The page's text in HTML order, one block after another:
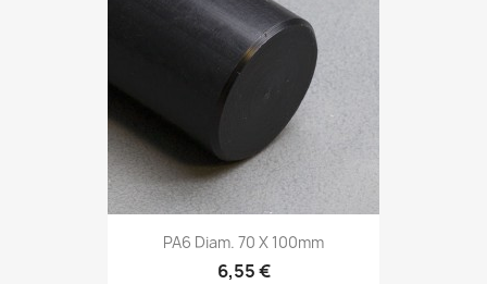
PA6 Diam. 70 X 100mm
6,55 €